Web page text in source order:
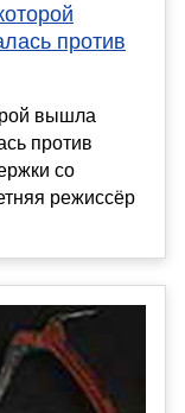
против
вышла
против
со
режиссёр